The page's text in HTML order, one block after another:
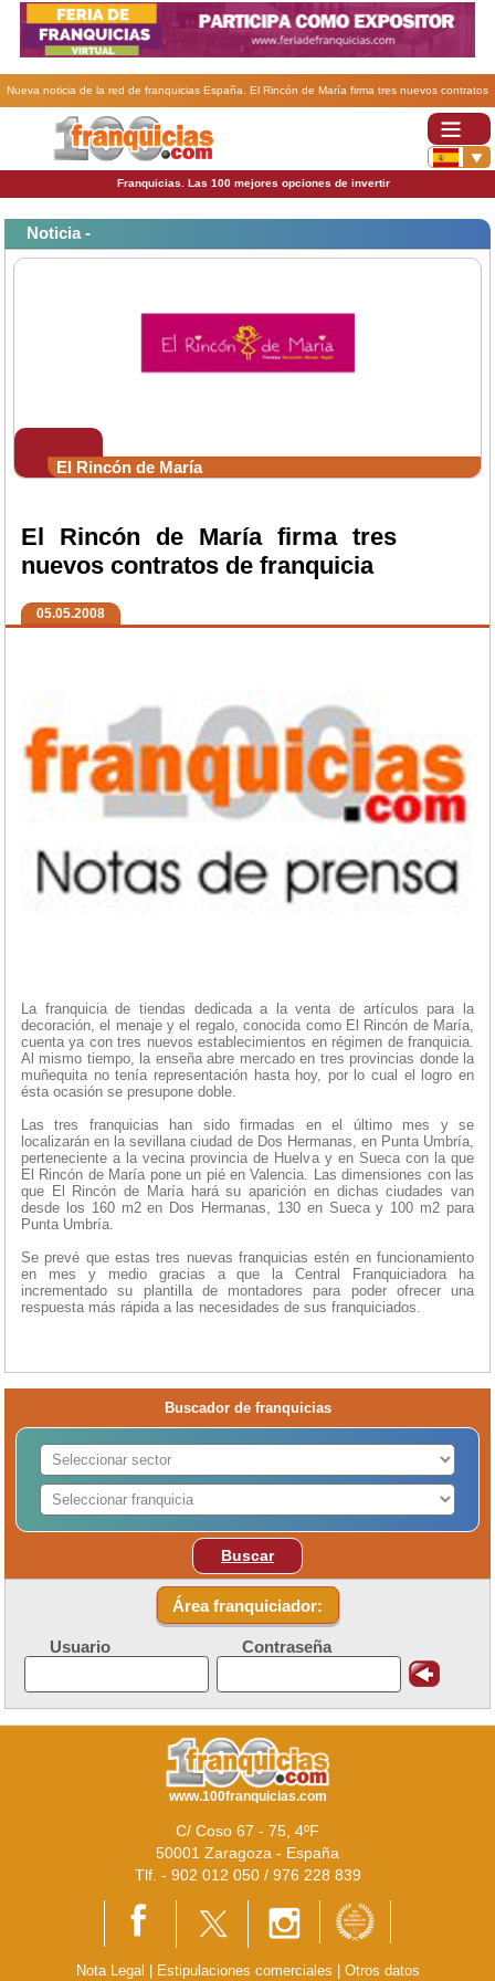
Nueva noticia de la red de franquicias España. El Rincón de María firma tres nuevos contratos
Franquicias. Las 100 mejores opciones de invertir
Noticia -
El Rincón de María
El Rincón de María firma tres
nuevos contratos de franquicia
05.05.2008
La franquicia de tiendas dedicada a la venta de artículos para la
decoración, el menaje y el regalo, conocida como El Rincón de María,
cuenta ya con tres nuevos establecimientos en régimen de franquicia.
Al mismo tiempo, la enseña abre mercado en tres provincias donde la
muñequita no tenía representación hasta hoy, por lo cual el logro en
ésta ocasión se presupone doble.
Las tres franquicias han sido firmadas en el último mes y se
localizarán en la sevillana ciudad de Dos Hermanas, en Punta Umbría,
perteneciente a la vecina provincia de Huelva y en Sueca con la que
El Rincón de María pone un pié en Valencia. Las dimensiones con las
que El Rincón de María hará su aparición en dichas ciudades van
desde los 160 m2 en Dos Hermanas, 130 en Sueca y 100 m2 para
Punta Umbría.
Se prevé que estas tres nuevas franquicias estén en funcionamiento
en mes y medio gracias a que la Central Franquiciadora ha
incrementado su plantilla de montadores para poder ofrecer una
respuesta más rápida a las necesidades de sus franquiciados.
Buscador de franquicias
Buscar
Área franquiciador:
Usuario Contraseña
www.100franquicias.com
C/ Coso 67 - 75, 4ºF
50001 Zaragoza - España
Tlf. - 902 012 050 / 976 228 839
Nota Legal Estipulaciones comerciales Otros datos